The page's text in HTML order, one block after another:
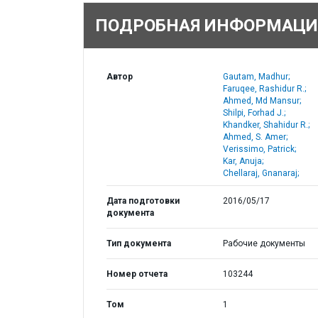
ПОДРОБНАЯ
Автор
Gautam, Madhur;
Faruqee, Rashidur R.;
Ahmed, Md Mansur;
Shilpi, Forhad J.;
Khandker, Shahidur R.;
Ahmed, S. Amer;
Verissimo, Patrick;
Kar, Anuja;
Chellaraj, Gnanaraj;
Дата подготовки
документа
2016/05/17
Тип документа Рабочие документы
Номер отчета 103244
Том 1